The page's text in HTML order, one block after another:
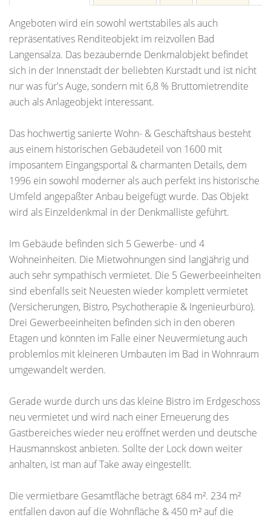
Angeboten wird ein sowohl wertstabiles als auch
repräsentatives Renditeobjekt im reizvollen Bad
Langensalza. Das bezaubernde Denkmalobjekt befindet
sich in der Innenstadt der beliebten Kurstadt und ist nicht
nur was für's Auge, sondern mit 6,8 % Bruttomietrendite
auch als Anlageobjekt interessant.
Das hochwertig sanierte Wohn- & Geschäftshaus besteht
aus einem historischen Gebäudeteil von 1600 mit
imposantem Eingangsportal & charmanten Details, dem
1996 ein sowohl moderner als auch perfekt ins historische
Umfeld angepaßter Anbau beigefügt wurde. Das Objekt
wird als Einzeldenkmal in der Denkmalliste geführt.
Im Gebäude befinden sich 5 Gewerbe- und 4
Wohneinheiten. Die Mietwohnungen sind langjährig und
auch sehr sympathisch vermietet. Die 5 Gewerbeeinheiten
sind ebenfalls seit Neuesten wieder komplett vermietet
(Versicherungen, Bistro, Psychotherapie & Ingenieurbüro).
Drei Gewerbeeinheiten befinden sich in den oberen
Etagen und könnten im Falle einer Neuvermietung auch
problemlos mit kleineren Umbauten im Bad in Wohnraum
umgewandelt werden.
Gerade wurde durch uns das kleine Bistro im Erdgeschoss
neu vermietet und wird nach einer Erneuerung des
Gastbereiches wieder neu eröffnet werden und deutsche
Hausmannskost anbieten. Sollte der Lock down weiter
anhalten, ist man auf Take away eingestellt.
Die vermietbare Gesamtfläche beträgt 684 m². 234 m²
entfallen davon auf die Wohnfläche & 450 m² auf die